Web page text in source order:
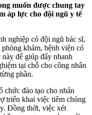
muốn được chung tay
áp lực cho đội ngũ y tế
nghiệp có đội ngũ bác sĩ,
khám, bệnh viện có
để giúp đẩy nhanh
tại chỗ cho công nhân
phần.
chức đào tạo cho nhân
triển khai việc tiêm chủng
Đồng thời, việc xét